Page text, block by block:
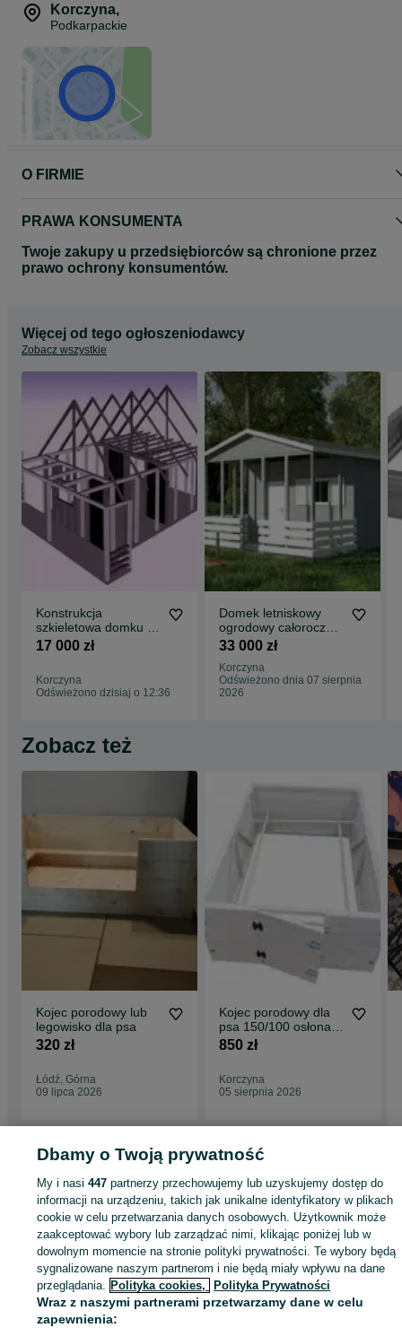
Korczyna,
Podkarpackie
O FIRMIE
PRAWA KONSUMENTA
Twoje zakupy u przedsiębiorców są chronione przez
prawo ochrony konsumentów.
Więcej od tego ogłoszeniodawcy
Zobacz wszystkie
Konstrukcja
szkieletowa domku z
poddaszem 4/6m
17 000 zł
Korczyna
Odświeżono dzisiaj o 12:36
Domek letniskowy
ogrodowy całoroczny
6x5 15mm
33 000 zł
Korczyna
Odświeżono dnia 07 sierpnia
2026
Zobacz też
Kojec porodowy lub
legowisko dla psa
320 zł
Łódź, Górna
09 lipca 2026
Kojec porodowy dla
psa 150/100 osłona
szczeniaków
850 zł
Korczyna
05 sierpnia 2026
kojce
Klatki i kojce - Podkarpackie Klatki i kojce - Korczyna
KATEGORIA
ID:951643429 Wyświetlenia:
Dbamy o Twoją prywatność
My i nasi447 partnerzy przechowujemy lub uzyskujemy dostęp do
informacji na urządzeniu, takich jak unikalne identyfikatory w plikach
cookie w celu przetwarzania danych osobowych. Użytkownik może
zaakceptować wybory lub zarządzać nimi, klikając poniżej lub w
dowolnym momencie na stronie polityki prywatności. Te wybory będą
sygnalizowane naszym partnerom i nie będą miały wpływu na dane
przeglądania. Polityka cookies, Polityka Prywatności
Wraz z naszymi partnerami przetwarzamy dane w celu
zapewnienia: